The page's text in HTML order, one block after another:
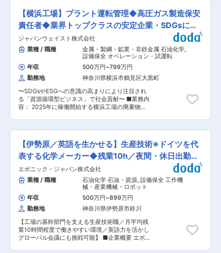
られる半導体工場向けに同社の得意領域である
「断つ・保つ」技術を活かした高機能製品を供給
しており、事業将来性が高く、長期就業が叶いま
す。 変更の範囲：会社の定める業務
率：1.48％（2024年度／株式会社クラレ単体）
・中途採用比率：58.6%（2024年度） ・各種手
当あり： 住宅手当（支給要件有）、単身赴任手
当、時間外手当、高速道路通勤補助制度（支給要
件有）、ほか ・独身寮（個室）※応相談 あり ・
様々な福利厚生サービスに使えるカフェテリアプ
居・住宅に関する支援あり （社内規定に準じる）
■当社について： 1926年創業、売上高8,268億円
（2024年度）、世界32カ国・地域に100以上の
拠点を誇る、大手素材・化学メーカーです。海外
売上高比率は約79％と、グローバルな事業展開が
進んでいます。全売上の約60％が世界トップクラ
はならない価値ある製品群を、世界に提供し続け
ています。 変更の範囲：会社の定める業務
M&Aおよび資本業務提携プロジェクトの推進を担
っていただきます。 ・伯東グループおよび各事業
の理解 ・上長とのOJTによるM&Aプロセス習得
・外部アドバイザー持ち込み案件の検討 ・ロング
リスト・ショートリスト作成 ・シナジー検討 ・
各種会議体向け資料作成 将来的には、クロスボー
ダー含めたソーシング、デューデリデンス、クロ
ージングまでの一連のM&A対応推進、資本業務提
携案件推進、クロスボーダー案件対応、経営陣向
け提案・報告、事業投資および新規事業検討など
も段階的にお任せします。 ■募集背景 当社は
2030年ビジョン実現に向け、電子部品事業、電
子・電気機器事業、ケミカル事業を中心とした事
業成長を加速しています。その成長戦略の一つと
して、M&Aおよび資本業務提携による非連続の成
体制構築を進めています。単なる人員補充ではな
く、社内にない視点や新たな発想を取り入れるた
めの増員採用となります。 ■組織構成 事業企画
室には管掌役員含め計3名が所属しています。
2023年発足の比較的新しい組織であり、業務プ
ロセスや運営体制も現在進化の途中にあります。
そのため、整った環境で業務を行うというより
も、自ら考えながら組織づくりにも関与いただけ
るフェーズです。 ■当ポジションの魅力 ・経営
に近い立場で事業成長を推進できる ・ M&A未経
験からチャレンジ可能 ・ 新しい組織を創るフェ
ーズ ・ 一気通貫で案件に関われる 変更の範囲：
会社の定める業務
【横浜工場】プラント運転管理◆高圧ガス製造保安
責任者◆業界トップクラスの安定企業・SDGsに貢
献
ジャパンウェイスト株式会社
業種 / 職種
金属・製綱・鉱業・非鉄金属 石油化学,
設備保全 オペレーション・試運転
年収
500万円~799万円
勤務地
神奈川県横浜市鶴見区大黒町
〜SDGsやESGへの意識の高まりにより注目され
る「資源循環型ビジネス」で社会貢献〜 ■業務内
容： 2025年に稼働開始する横浜工場の廃棄物発
施設や発電設備の運転管理 └焼却炉の管理・制
御・操作など ・設備点検 └焼却炉等設備の点検・
燃料や薬品の管理など ・安全衛生保全活動 など
※業務は3名のチーム体制で行います。 ※業務のマ
ニュアル化や安全管理に関する提案書を作成した
り、裁量を持って自主的な働き方も可能です。 └
各社員が作成した提案が実際に採用されると、賞
金がもらえる制度があります。 ■組織構成： 工
場には24名程度が配属予定です。（工場長1名、
グループ長3名、焼却施設オペレータ12名、その
他7名）新設の部署となります。 ■キャリア： ゆ
くゆくは班長、リーダーといった現場のマネジメ
ントへの挑戦も可能です。業務の習得度合いなど
を段階的に評価し、社内試験制度など自身のスキ
ルを把握できる体制があります。 ■入社後： 配
属先となる横浜工場の新プラントは11月竣工予定
【伊勢原／英語を生かせる】生産技術※ドイツを代
表する化学メーカー◆残業10h／夜間・休日出勤原
則無
エボニック・ジャパン株式会社
業種 / 職種
石油化学 石油・資源, 設備保全 工作機
械・産業機械・ロボット
年収
500万円~899万円
勤務地
神奈川県伊勢原市鈴川
【工場の基幹部門を支える生産技術職／月平均残
業10時間程度で働きやすい環境／英語力を活かし
グローバル会議にも挑戦可能】 ■企業概要 エボ